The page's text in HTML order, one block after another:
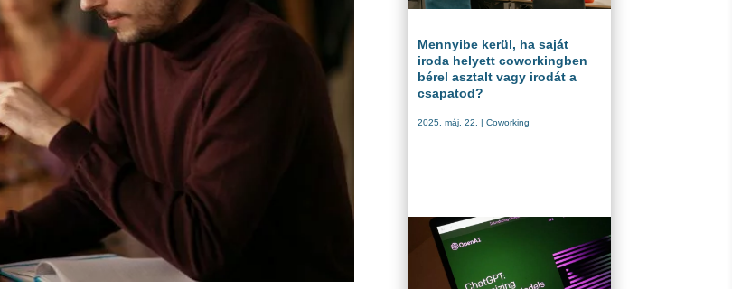
Mennyibe kerül, ha saját
iroda helyett coworkingben
bérel asztalt vagy irodát a
csapatod?
2025. máj. 22. |Coworking